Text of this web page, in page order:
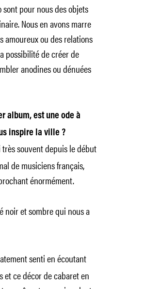
pour nous des objets
Nous en avons marre
amoureux ou des relations
possibilité de créer de
anodines ou dénuées
album, est une ode à
inspire la ville ?
très souvent depuis le début
de musiciens français,
énormément.
noir et sombre qui nous a
senti en écoutant
et ce décor de cabaret en